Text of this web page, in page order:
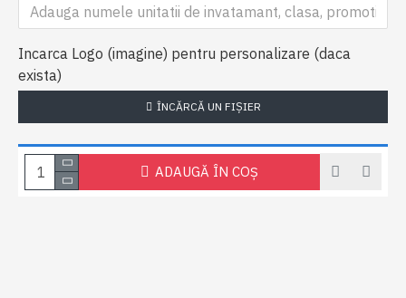
Incarca Logo (imagine) pentru personalizare (daca
exista)
ÎNCĂRCĂ UN FIŞIER
ADAUGĂ ÎN COŞ